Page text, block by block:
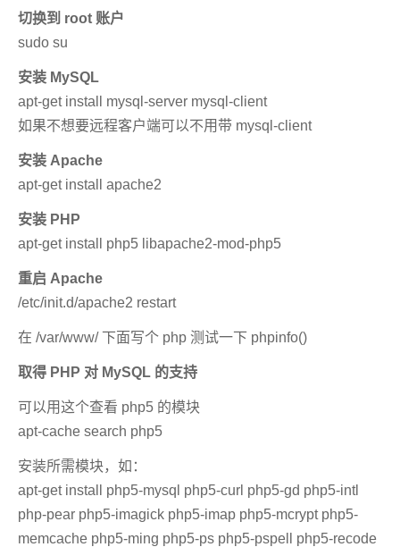
切换到 root 账户
sudo su
安装 MySQL
apt-get install mysql-server mysql-client
如果不想要远程客户端可以不用带 mysql-client
安装 Apache
apt-get install apache2
安装 PHP
apt-get install php5 libapache2-mod-php5
重启 Apache
/etc/init.d/apache2 restart
在 /var/www/ 下面写个 php 测试一下 phpinfo()
取得 PHP 对 MySQL 的支持
可以用这个查看 php5 的模块
apt-cache search php5
安装所需模块，如：
apt-get install php5-mysql php5-curl php5-gd php5-intl
php-pear php5-imagick php5-imap php5-mcrypt php5-
memcache php5-ming php5-ps php5-pspell php5-recode